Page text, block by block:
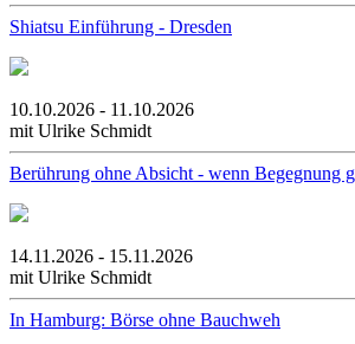
Shiatsu Einführung - Dresden
10.10.2026 - 11.10.2026
mit Ulrike Schmidt
Berührung ohne Absicht - wenn Begegnung
14.11.2026 - 15.11.2026
mit Ulrike Schmidt
In Hamburg: Börse ohne Bauchweh